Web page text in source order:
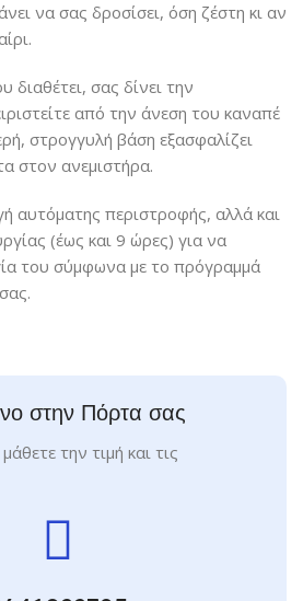
να σας δροσίσει, όση ζέστη κι αν
διαθέτει, σας δίνει την
από την άνεση του καναπέ
στρογγυλή βάση εξασφαλίζει
στον ανεμιστήρα.
αυτόματης περιστροφής, αλλά και
(έως και 9 ώρες) για να
του σύμφωνα με το πρόγραμμά
στην Πόρτα σας
την τιμή και τις